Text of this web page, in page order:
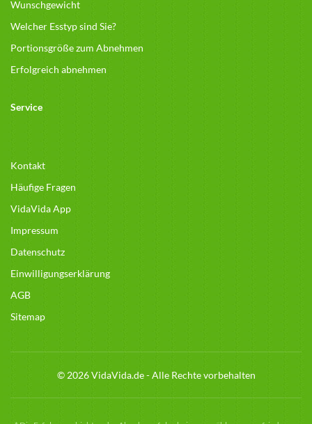
Wunschgewicht
Welcher Esstyp sind Sie?
Portionsgröße zum Abnehmen
Erfolgreich abnehmen
Service
Kontakt
Häufige Fragen
VidaVida App
Impressum
Datenschutz
Einwilligungserklärung
AGB
Sitemap
© 2026 VidaVida.de - Alle Rechte vorbehalten